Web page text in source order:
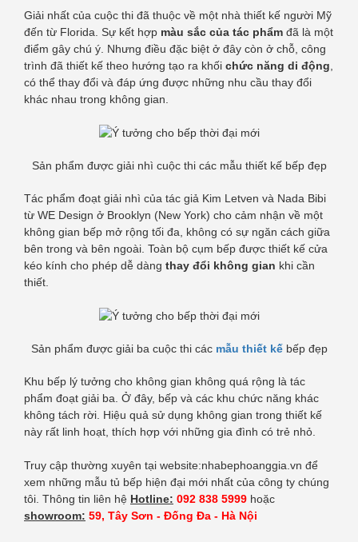
Giải nhất của cuộc thi đã thuộc về một nhà thiết kế người Mỹ
đến từ Florida. Sự kết hợp màu sắc của tác phẩm đã là một
điểm gây chú ý. Nhưng điều đặc biệt ở đây còn ở chỗ, công
trình đã thiết kế theo hướng tạo ra khối chức năng di động
có thể thay đổi và đáp ứng được những nhu cầu thay đổi
khác nhau trong không gian.
Sản phẩm được giải nhì cuộc thi các mẫu thiết kế bếp đẹp
Tác phẩm đoạt giải nhì của tác giả Kim Letven và Nada Bibi
từ WE Design ở Brooklyn (New York) cho cảm nhận về một
không gian bếp mở rộng tối đa, không có sự ngăn cách giữa
bên trong và bên ngoài. Toàn bộ cụm bếp được thiết kế cửa
kéo kính cho phép dễ dàng thay đổi không gian khi cần
thiết.
Sản phẩm được giải ba cuộc thi các mẫu thiết kếbếp đẹp
Khu bếp lý tưởng cho không gian không quá rộng là tác
phẩm đoạt giải ba. Ở đây, bếp và các khu chức năng khác
không tách rời. Hiệu quả sử dụng không gian trong thiết kế
này rất linh hoạt, thích hợp với những gia đình có trẻ nhỏ.
Truy cập thường xuyên tại website:nhabephoanggia.vn để
xem những mẫu tủ bếp hiện đại mới nhất của công ty chúng
tôi. Thông tin liên hệ Hotline: 092 838 5999 hoặc
showroom: 59, Tây Sơn - Đống Đa - Hà Nội